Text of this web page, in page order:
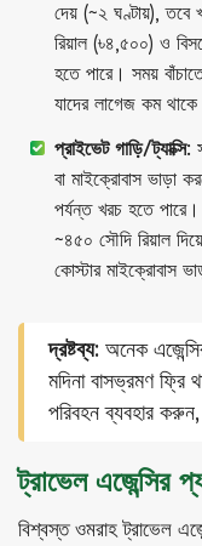
দেয় (~২ ঘণ্টায়), তবে
রিয়াল (৳৪,৫০০) ও
হতে পারে। সময়
যাদের লাগেজ কম
প্রাইভেট গাড়ি/ট্যাক্সি:
বা মাইক্রোবাস ভাড়া
পর্যন্ত খরচ হতে
~৪৫০ সৌদি রিয়াল
কোস্টার মাইক্রোবাস
দ্রষ্টব্য: অনেক
মদিনা বাসভ্রমণ ফ্রি
পরিবহন ব্যবহার
ট্রাভেল এজেন্সির
বিশ্বস্ত ওমরাহ ট্রাভেল